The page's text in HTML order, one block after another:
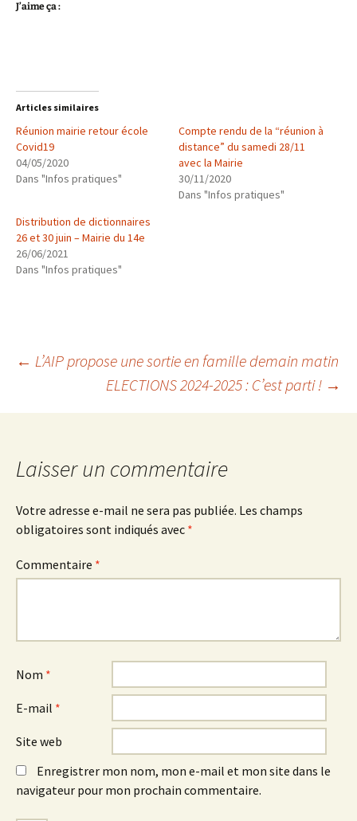
J’aime ça :
Articles similaires
Réunion mairie retour école
Covid19
04/05/2020
Dans "Infos pratiques"
Compte rendu de la “réunion à
distance” du samedi 28/11
avec la Mairie
30/11/2020
Dans "Infos pratiques"
Distribution de dictionnaires
26 et 30 juin – Mairie du 14e
26/06/2021
Dans "Infos pratiques"
Navigation
des
articles
← L’AIP propose une sortie en famille demain matin
ELECTIONS 2024-2025 : C’est parti ! →
Laisser un commentaire
Votre adresse e-mail ne sera pas publiée. Les champs
obligatoires sont indiqués avec *
Commentaire *
Nom *
E-mail *
Site web
Enregistrer mon nom, mon e-mail et mon site dans le
navigateur pour mon prochain commentaire.